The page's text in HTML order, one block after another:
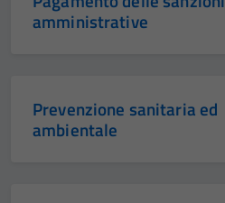
amministrative
Prevenzione sanitaria ed
ambientale